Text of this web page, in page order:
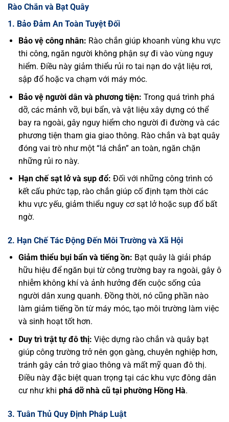
Rào Chắn và Bạt Quây
1. Bảo Đảm An Toàn Tuyệt Đối
Bảo vệ công nhân: Rào chắn giúp khoanh vùng khu vực
thi công, ngăn người không phận sự đi vào vùng nguy
hiểm. Điều này giảm thiểu rủi ro tai nạn do vật liệu rơi,
sập đổ hoặc va chạm với máy móc.
Bảo vệ người dân và phương tiện: Trong quá trình phá
dỡ, các mảnh vỡ, bụi bẩn, và vật liệu xây dựng có thể
bay ra ngoài, gây nguy hiểm cho người đi đường và các
phương tiện tham gia giao thông. Rào chắn và bạt quây
đóng vai trò như một “lá chắn” an toàn, ngăn chặn
những rủi ro này.
Hạn chế sạt lở và sụp đổ: Đối với những công trình có
kết cấu phức tạp, rào chắn giúp cố định tạm thời các
khu vực yếu, giảm thiểu nguy cơ sạt lở hoặc sụp đổ bất
ngờ.
2. Hạn Chế Tác Động Đến Môi Trường và Xã Hội
Giảm thiểu bụi bẩn và tiếng ồn: Bạt quây là giải pháp
hữu hiệu để ngăn bụi từ công trường bay ra ngoài, gây ô
nhiễm không khí và ảnh hưởng đến cuộc sống của
người dân xung quanh. Đồng thời, nó cũng phần nào
làm giảm tiếng ồn từ máy móc, tạo môi trường làm việc
và sinh hoạt tốt hơn.
Duy trì trật tự đô thị: Việc dựng rào chắn và quây bạt
giúp công trường trở nên gọn gàng, chuyên nghiệp hơn,
tránh gây cản trở giao thông và mất mỹ quan đô thị.
Điều này đặc biệt quan trọng tại các khu vực đông dân
cư như khi phá dỡ nhà cũ tại phường Hồng Hà.
3. Tuân Thủ Quy Định Pháp Luật